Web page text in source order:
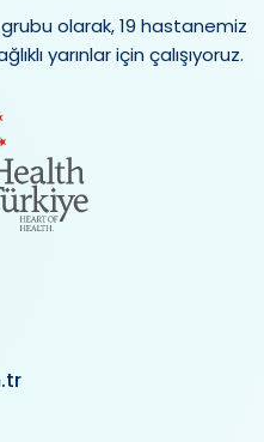
olarak, 19 hastanemiz
yarınlar için çalışıyoruz.